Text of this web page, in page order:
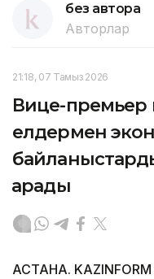
без автора
Авторлар
21:18, 07 Тамыз 2026
Вице-премьер
елдермен
қарады
АСТАНА. KAZINFORM